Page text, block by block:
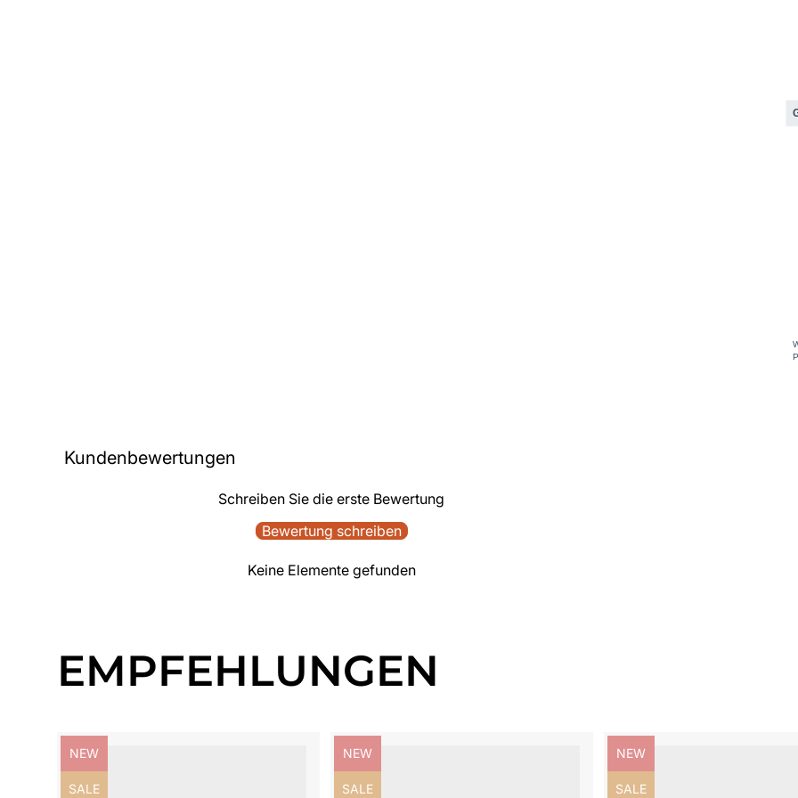
Kundenbewertungen
Schreiben Sie die erste Bewertung
Bewertung schreiben
Keine Elemente gefunden
EMPFEHLUNGEN
Produktbezeichnung:
NEW
Produktbezeichnung:
SALE
Produktbezeichnung:
NEW
Produktbezeichnung:
SALE
Produktbezeichnung:
NEW
Produktbezeichnung:
SALE